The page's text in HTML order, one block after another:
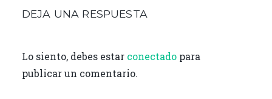
DEJA UNA RESPUESTA
Lo siento, debes estar conectadopara
publicar un comentario.